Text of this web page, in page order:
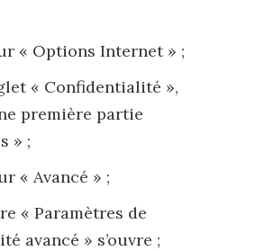
« Options Internet » ;
« Confidentialité »,
première partie
» ;
« Avancé » ;
« Paramètres de
avancé » s’ouvre ;